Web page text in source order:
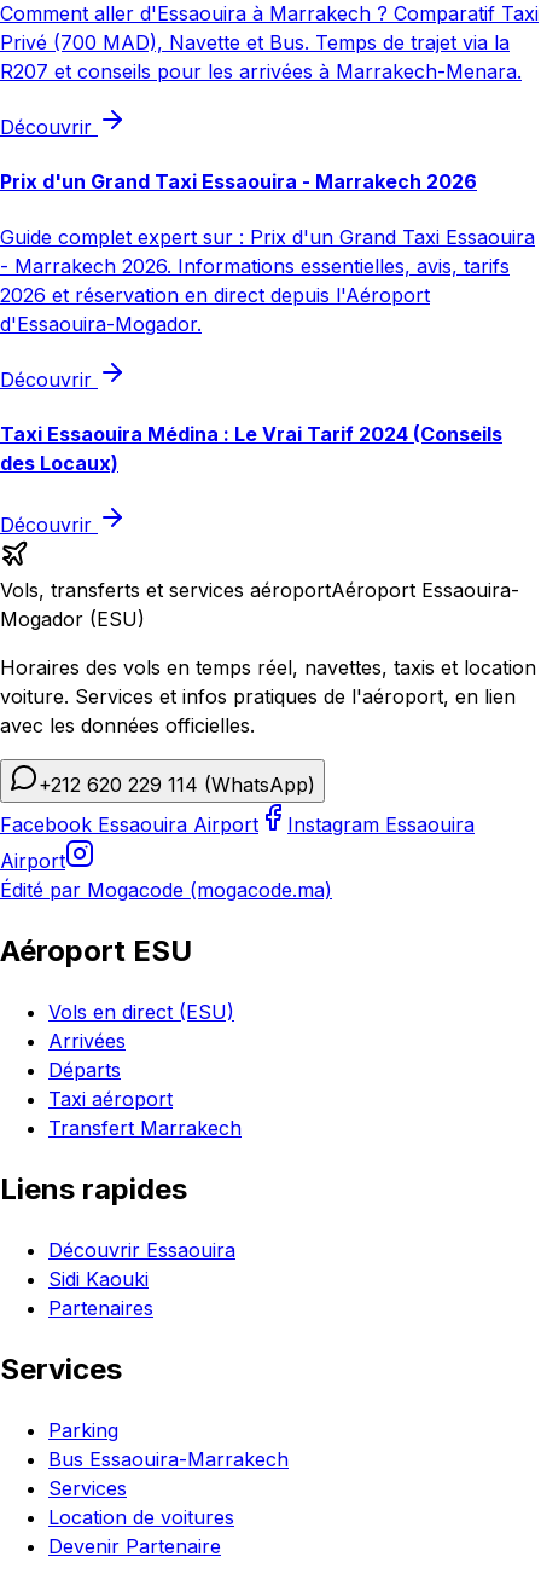
Comment aller d'Essaouira à Marrakech ? Comparatif Taxi
Privé (700 MAD), Navette et Bus. Temps de trajet via la
R207 et conseils pour les arrivées à Marrakech-Menara.
Découvrir
Prix d'un Grand Taxi Essaouira - Marrakech 2026
Guide complet expert sur : Prix d'un Grand Taxi Essaouira
- Marrakech 2026. Informations essentielles, avis, tarifs
2026 et réservation en direct depuis l'Aéroport
d'Essaouira-Mogador.
Découvrir
Taxi Essaouira Médina : Le Vrai Tarif 2024 (Conseils
des Locaux)
Découvrir
Vols, transferts et services aéroportAéroport Essaouira-
Mogador (ESU)
Horaires des vols en temps réel, navettes, taxis et location
voiture. Services et infos pratiques de l'aéroport, en lien
avec les données officielles.
+212 620 229 114 (WhatsApp)
Facebook Essaouira Airport
Instagram Essaouira
Airport
Édité par Mogacode (mogacode.ma)
Aéroport ESU
Vols en direct (ESU)
Arrivées
Départs
Taxi aéroport
Transfert Marrakech
Liens rapides
Découvrir Essaouira
Sidi Kaouki
Partenaires
Services
Parking
Bus Essaouira-Marrakech
Services
Location de voitures
Devenir Partenaire